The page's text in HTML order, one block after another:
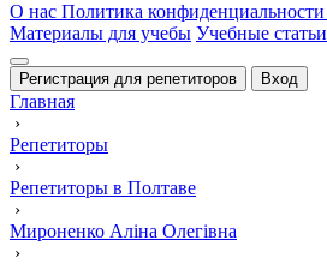
О нас Политика конфиденциальности
Материалы для учебы Учебные статьи
Регистрация для репетиторов Вход
Главная
›
Репетиторы
›
Репетиторы в Полтаве
›
Мироненко Аліна Олегівна
›